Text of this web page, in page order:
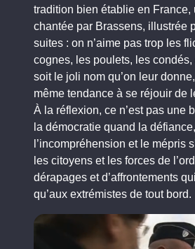
tradition bien établie en France,
chantée par Brassens, illustrée
suites : on n’aime pas trop les
cognes, les poulets, les
soit le joli nom qu’on leur
même tendance à se réjouir de
À la réflexion, ce n’est pas une
la démocratie quand la défiance,
l’incompréhension et le mépris
les citoyens et les forces de
dérapages et d’affrontements
qu’aux extrémistes de tout bord.